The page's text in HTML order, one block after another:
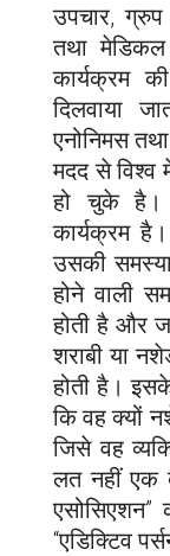
उपचार,
तथा
कार्यक्रम
दिलवाया
एनोनिमस
मदद से विश्व
हो चुके है।
कार्यक्रम
उसकी
होने वाली
होती है और
शराबी या
होती है।
कि वह क्यों
जिसे वह
लत नहीं एक
“एडिक्टिव